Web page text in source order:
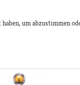
um abzustimmen